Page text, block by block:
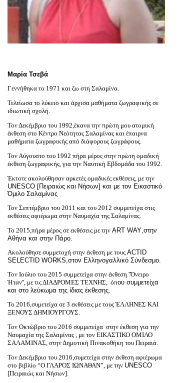
Μαρία Τσεβά
Γεννήθηκα το 1971 και ζω στη Σαλαμίνα.
Τελείωσα το λύκειο και άρχισα μαθήματα ζωγραφικής σε
ιδιωτική σχολή.
Τον Δεκέμβριο του 1992,έκανα την πρώτη μου ατομική
έκθεση στο Κέντρο Νεότητας Σαλαμίνας και έπαιρνα
μαθήματα ζωγραφικής από διάφορους ζωγράφους.
Τον Αύγουστο του 1992 πήρα μέρος στην πρώτη ομαδική
έκθεση ζωγραφικής, για την Ναυτική Εβδομάδα του 1992.
Έκτοτε ακολούθησαν αρκετές ομαδικές εκθέσεις, με την
UNESCO [Πειραιώς και Νήσων] και με τον Εικαστικό
Όμιλο Σαλαμίνας
Τον Σεπτέμβριο του 2011 και του 2012 συμμετείχα στις
εκθέσεις αφιέρωμα στην Ναυμαχία της Σαλαμίνας.
Το 2015,πήρα μέρος σε εκθέσεις με την ART WAY ,στην
Αθήνα και στην Πάρο.
Ακολούθησε συμμετοχή στην έκθεση με τους ACTID
SELECTID WORKS ,στον Ελληνογαλλικό Σύνδεσμο.
Τον Ιούλιο του 2015 συμμετείχα στην έκθεση ''Όνειρο
Ήταν'', με τις ΔΙΑΔΡΟΜΕΣ ΤΕΧΝΗΣ,
όπoυ συμμετείχα
και στο λεύκωμα της ίδιας έκθεσης.
Το 2016,συμετείχα σε 3 εκθέσεις με τους ΈΛΛΗΝΕΣ ΚΑΙ
ΞΕΝΟΥΣ ΔΗΜΙΟΥΡΓΟΥΣ.
Τον Οκτώβριο του 2016 συμμετείχα στην έκθεση για την
Ναυμαχία της Σαλαμίνας , με τον ΕΙΚΑΣΤΙΚΟ ΟΜΙΛΟ
ΣΑΛΑΜΙΝΑΣ, στην Δημοτική Πινακοθήκη του Πειραιά.
Τον Δεκέμβριο του 2016,συμετείχα στην έκθεση αφιέρωμα
στο βιβλίο “Ο ΓΛΑΡΟΣ ΙΩΝΑΘΑΝ”, με την UNESCO
[Πειραιώς και Νήσων].